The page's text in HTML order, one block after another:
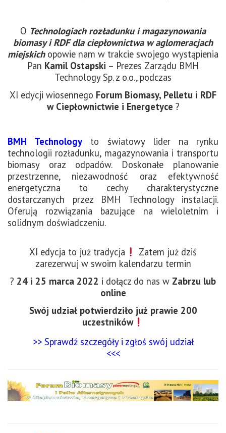
O Technologiach rozładunku i magazynowania
biomasy i RDF dla ciepłownictwa w aglomeracjach
miejskich opowie nam w trakcie swojego wystąpienia
Pan Kamil Ostapski – Prezes Zarządu BMH
Technology Sp. z o.o., podczas
XI edycji wiosennego Forum Biomasy, Pelletu i RDF
w Ciepłownictwie i Energetyce ?
BMH Technology to światowy lider na rynku
technologii rozładunku, magazynowania i transportu
biomasy oraz odpadów. Doskonałe planowanie
przestrzenne, niezawodność oraz efektywność
energetyczna to cechy charakterystyczne
dostarczanych przez BMH Technology instalacji.
Oferują rozwiązania bazujące na wieloletnim i
solidnym doświadczeniu.
XI edycja to już tradycja
Zatem już dziś
zarezerwuj w swoim kalendarzu termin
? 24 i 25 marca 2022 i dołącz do nas w Zabrzu lub
online
Swój udział potwierdziło już prawie 200
uczestników
>> Sprawdź szczegóły i zgłoś swój udział
<<<